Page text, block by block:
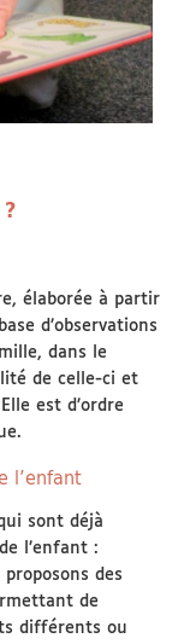
élaborée à partir
d’observations
dans le
de celle-ci et
est d’ordre
l’enfant
sont déjà
l’enfant :
des
de
différents ou